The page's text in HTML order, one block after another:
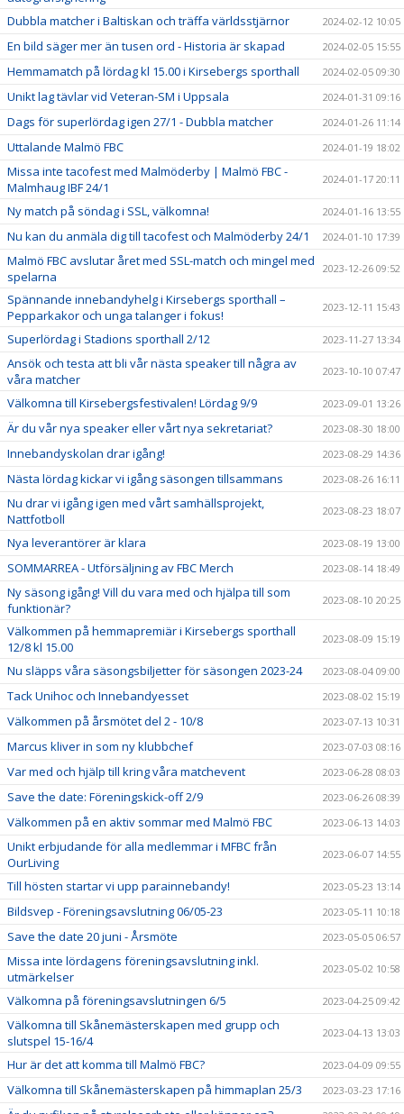
Dubbla matcher i Baltiskan och träffa världsstjärnor 2024-02-12 10:05
En bild säger mer än tusen ord - Historia är skapad 2024-02-05 15:55
Hemmamatch på lördag kl 15.00 i Kirsebergs sporthall 2024-02-05 09:30
Unikt lag tävlar vid Veteran-SM i Uppsala 2024-01-31 09:16
Dags för superlördag igen 27/1 - Dubbla matcher 2024-01-26 11:14
Uttalande Malmö FBC 2024-01-19 18:02
Missa inte tacofest med Malmöderby | Malmö FBC -
Malmhaug IBF 24/1
2024-01-17 20:11
Ny match på söndag i SSL, välkomna! 2024-01-16 13:55
Nu kan du anmäla dig till tacofest och Malmöderby 24/1 2024-01-10 17:39
Malmö FBC avslutar året med SSL-match och mingel med
spelarna
2023-12-26 09:52
Spännande innebandyhelg i Kirsebergs sporthall –
Pepparkakor och unga talanger i fokus!
2023-12-11 15:43
Superlördag i Stadions sporthall 2/12 2023-11-27 13:34
Ansök och testa att bli vår nästa speaker till några av
våra matcher
2023-10-10 07:47
Välkomna till Kirsebergsfestivalen! Lördag 9/9 2023-09-01 13:26
Är du vår nya speaker eller vårt nya sekretariat? 2023-08-30 18:00
Innebandyskolan drar igång! 2023-08-29 14:36
Nästa lördag kickar vi igång säsongen tillsammans 2023-08-26 16:11
Nu drar vi igång igen med vårt samhällsprojekt,
Nattfotboll
2023-08-23 18:07
Nya leverantörer är klara 2023-08-19 13:00
SOMMARREA - Utförsäljning av FBC Merch 2023-08-14 18:49
Ny säsong igång! Vill du vara med och hjälpa till som
funktionär?
2023-08-10 20:25
Välkommen på hemmapremiär i Kirsebergs sporthall
12/8 kl 15.00
2023-08-09 15:19
Nu släpps våra säsongsbiljetter för säsongen 2023-24 2023-08-04 09:00
Tack Unihoc och Innebandyesset 2023-08-02 15:19
Välkommen på årsmötet del 2 - 10/8 2023-07-13 10:31
Marcus kliver in som ny klubbchef 2023-07-03 08:16
Var med och hjälp till kring våra matchevent 2023-06-28 08:03
Save the date: Föreningskick-off 2/9 2023-06-26 08:39
Välkommen på en aktiv sommar med Malmö FBC 2023-06-13 14:03
Unikt erbjudande för alla medlemmar i MFBC från
OurLiving
2023-06-07 14:55
Till hösten startar vi upp parainnebandy! 2023-05-23 13:14
Bildsvep - Föreningsavslutning 06/05-23 2023-05-11 10:18
Save the date 20 juni - Årsmöte 2023-05-05 06:57
Missa inte lördagens föreningsavslutning inkl.
utmärkelser
2023-05-02 10:58
Välkomna på föreningsavslutningen 6/5 2023-04-25 09:42
Välkomna till Skånemästerskapen med grupp och
slutspel 15-16/4
2023-04-13 13:03
Hur är det att komma till Malmö FBC? 2023-04-09 09:55
Välkomna till Skånemästerskapen på himmaplan 25/3 2023-03-23 17:16